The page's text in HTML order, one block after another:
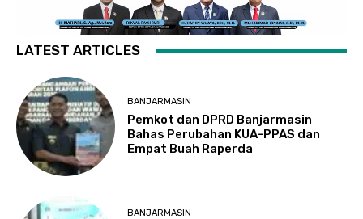
LATEST ARTICLES
BANJARMASIN
Pemkot dan DPRD Banjarmasin
Bahas Perubahan KUA-PPAS dan
Empat Buah Raperda
BANJARMASIN